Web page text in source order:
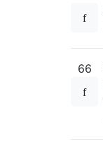
66